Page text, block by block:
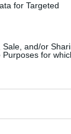
for Targeted
and/or
for
i piani
[...]